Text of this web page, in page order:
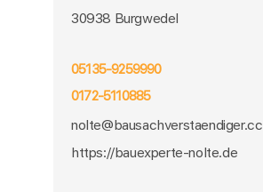
30938 Burgwedel
05135-9259990
0172-5110885
nolte@bausachverstaendiger.cc
https://bauexperte-nolte.de